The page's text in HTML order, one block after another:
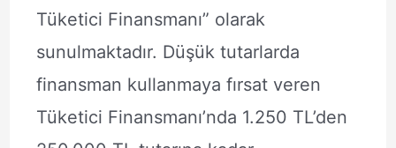
Tüketici Finansmanı” olarak
sunulmaktadır. Düşük tutarlarda
finansman kullanmaya fırsat veren
Tüketici Finansmanı’nda 1.250 TL’den